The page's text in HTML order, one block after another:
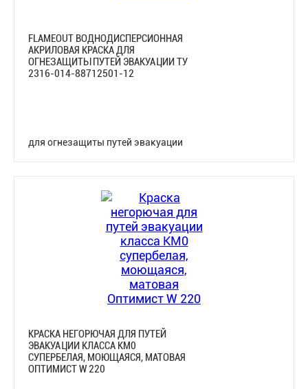
FLAMEOUT ВОДНОДИСПЕРСИОННАЯ
АКРИЛОВАЯ КРАСКА ДЛЯ
ОГНЕЗАЩИТЫ ПУТЕЙ ЭВАКУАЦИИ ТУ
2316-014-88712501-12
для огнезащиты путей эвакуации
КРАСКА НЕГОРЮЧАЯ ДЛЯ ПУТЕЙ
ЭВАКУАЦИИ КЛАССА КМ0
СУПЕРБЕЛАЯ, МОЮЩАЯСЯ, МАТОВАЯ
ОПТИМИСТ W 220